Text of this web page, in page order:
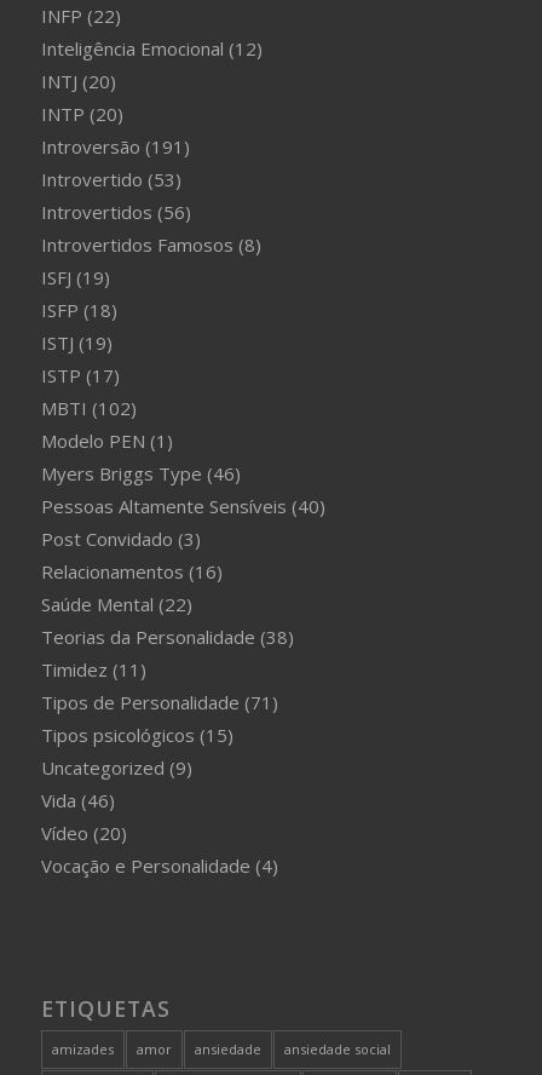
INFP (22)
Inteligência Emocional (12)
INTJ (20)
INTP (20)
Introversão (191)
Introvertido (53)
Introvertidos (56)
Introvertidos Famosos (8)
ISFJ (19)
ISFP (18)
ISTJ (19)
ISTP (17)
MBTI (102)
Modelo PEN (1)
Myers Briggs Type (46)
Pessoas Altamente Sensíveis (40)
Post Convidado (3)
Relacionamentos (16)
Saúde Mental (22)
Teorias da Personalidade (38)
Timidez (11)
Tipos de Personalidade (71)
Tipos psicológicos (15)
Uncategorized (9)
Vida (46)
Vídeo (20)
Vocação e Personalidade (4)
ETIQUETAS
amizades amor ansiedade ansiedade social